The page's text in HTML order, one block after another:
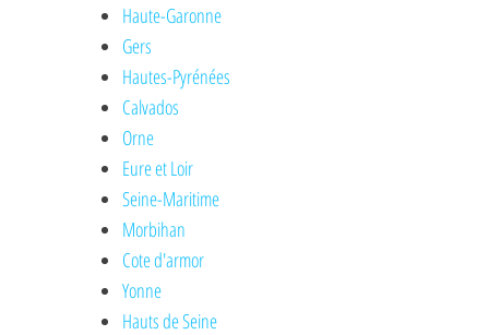
Haute-Garonne
Gers
Hautes-Pyrénées
Calvados
Orne
Eure et Loir
Seine-Maritime
Morbihan
Cote d'armor
Yonne
Hauts de Seine